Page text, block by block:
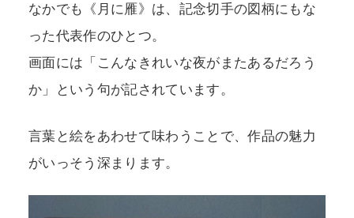
なかでも《月に雁》は、記念切手の図柄にもな
った代表作のひとつ。
画面には「こんなきれいな夜がまたあるだろう
か」という句が記されています。
言葉と絵をあわせて味わうことで、作品の魅力
がいっそう深まります。